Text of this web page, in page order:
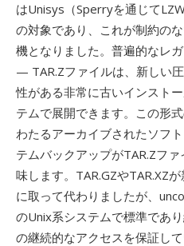
はUnisys（Sperryを通じて
の対象であり、これが制約の
機となりました。普遍的なレ
— TAR.Zファイルは、新しい
性がある非常に古いインスト
テムで展開できます。この形
わたるアーカイブされたソフ
テムバックアップがTAR.Zフ
味します。TAR.GZやTAR.XZ
に取って代わりましたが、
のUnix系システムで標準であ
の継続的なアクセスを保証して